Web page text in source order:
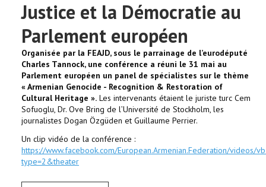
Justice et la Démocratie au
Parlement européen
Organisée par la FEAJD, sous le parrainage de l’eurodéputé
Charles Tannock, une conférence a réuni le 31 mai au
Parlement européen un panel de spécialistes sur le thème
« Armenian Genocide - Recognition & Restoration of
Cultural Heritage ». Les intervenants étaient le juriste turc Cem
Sofuoglu, Dr. Ove Bring de l’Université de Stockholm, les
journalistes Dogan Özgüden et Guillaume Perrier.
Un clip vidéo de la conférence :
https://www.facebook.com/European.Armenian.Federation/
type=2&theater